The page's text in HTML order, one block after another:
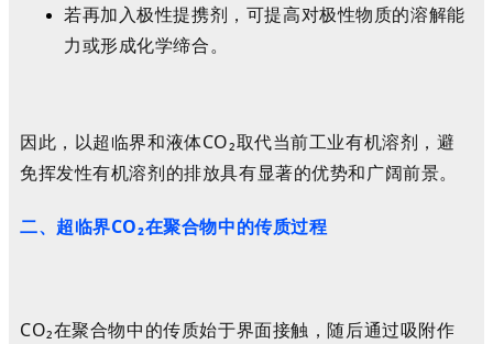
若再加入极性提携剂，可提高对极性物质的溶解能
力或形成化学缔合。
因此，以超临界和液体CO₂取代当前工业有机溶剂， 避
免挥发性有机溶剂的排放具有显著的优势和广阔前景。
二、超临界CO₂在聚合物中的传质过程
CO₂在聚合物中的传质始于界面接触，随后通过吸附作